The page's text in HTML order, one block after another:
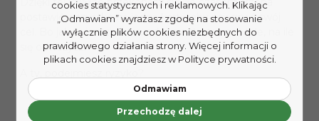
postawić wszystko na jedną kartę, aby osiągnąć swój
cel. Bo jak twierdzi autor: od życia dostaniesz tyle, na ile
się odważysz!
cookies statystycznych i reklamowych. Klikając
„Odmawiam” wyrażasz zgodę na stosowanie
wyłącznie plików cookies niezbędnych do
prawidłowego działania strony. Więcej informacji o
plikach cookies znajdziesz w Polityce prywatności.
Odmawiam
Przechodzę dalej